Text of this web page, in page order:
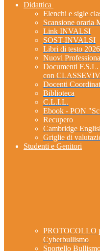
Didattica
Elenchi e sigle
Scansione oraria
Link INVALSI
SOST-INVALSI
Libri di testo
Nuovi
Documenti
con
Docenti
Biblioteca
C.L.I.L.
Ebook - PON
Recupero
Cambridge
Griglie di
Studenti e Genitori
PROTOCOLLO
Cyberbullismo
Sportello